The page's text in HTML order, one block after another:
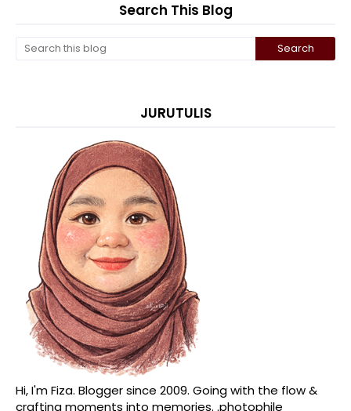
Search This Blog
JURUTULIS
Hi, I'm Fiza. Blogger since 2009. Going with the flow &
crafting moments into memories. .photophile